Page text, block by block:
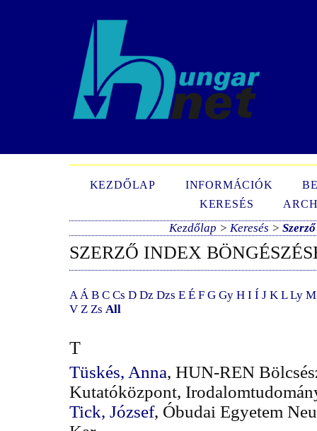
KEZDŐLAP INFORMÁCIÓK
KERESÉS
Kezdőlap > Keresés >
SZERZŐ INDEX
A Á B C Cs D Dz Dzs E É F G Gy H I Í J K L Ly M
V Z Zs All
T
Tüskés, Anna, HUN-REN
Kutatóközpont,
Tick, József, Óbudai Egyetem